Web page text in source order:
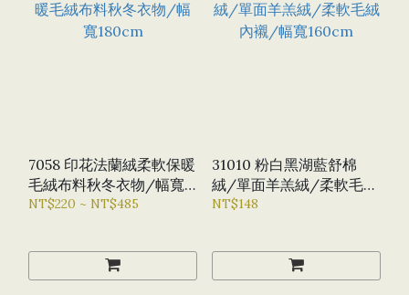
7058 印花法蘭絨柔軟保暖
毛絨布料秋冬衣物/幅寬
180CM
NT$220 ~ NT$485
31010 粉白黑湖藍舒棉
絨/單面羊羔絨/柔軟毛絨
內襯/幅寬160CM
NT$148